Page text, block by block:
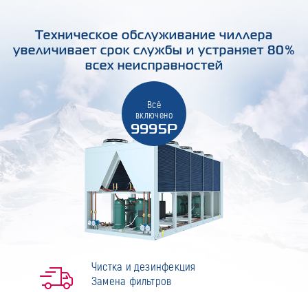
Техническое обслуживание чиллера
увеличивает срок службы и устраняет 80%
всех неисправностей
Всё
включено
9995Р
Чистка и дезинфекция
Замена фильтров